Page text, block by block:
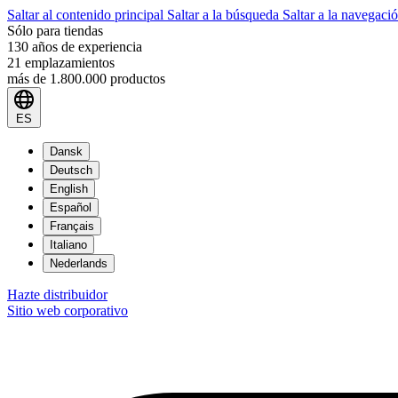
Saltar al contenido principal Saltar a la búsqueda Saltar a la
Sólo para tiendas
130 años de experiencia
21 emplazamientos
más de 1.800.000 productos
ES
Dansk
Deutsch
English
Español
Français
Italiano
Nederlands
Hazte distribuidor
Sitio web corporativo